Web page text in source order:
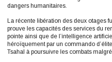
dangers humanitaires.
La récente libération des deux otages
prouve les capacités des services du
pointe ainsi que de l’intelligence
héroïquement par un commando
Tsahal à poursuivre les combats